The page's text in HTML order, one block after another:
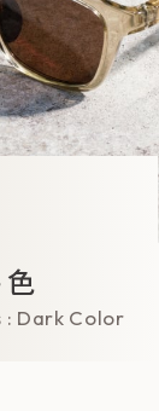
Dark Color